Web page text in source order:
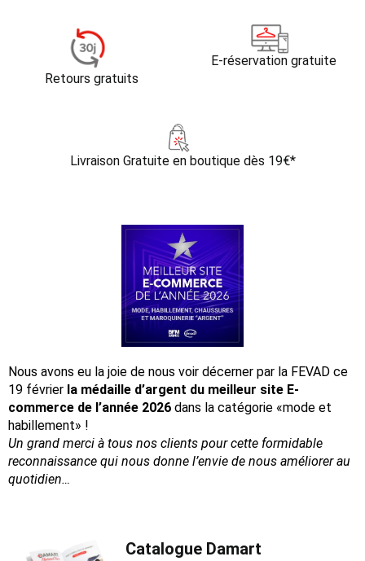
Retours gratuits
E-réservation gratuite
Livraison Gratuite en boutique dès 19€*
Nous avons eu la joie de nous voir décerner par la FEVAD ce
19 février la médaille d’argent du meilleur site E-
commerce de l’année 2026 dans la catégorie «mode et
habillement» !
Un grand merci à tous nos clients pour cette formidable
reconnaissance qui nous donne l’envie de nous améliorer au
quotidien…
Catalogue Damart